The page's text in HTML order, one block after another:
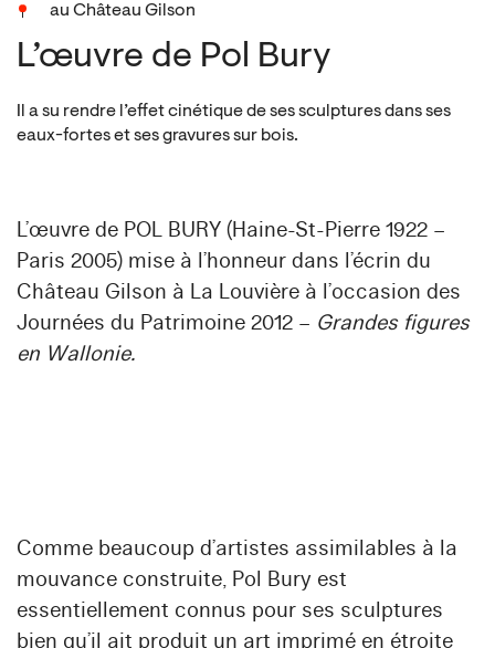
au Château Gilson
L’œuvre de Pol Bury
Il a su rendre l’effet cinétique de ses sculptures dans ses
eaux-fortes et ses gravures sur bois.
L’œuvre de POL BURY (Haine-St-Pierre 1922 –
Paris 2005) mise à l’honneur dans l’écrin du
Château Gilson à La Louvière à l’occasion des
Journées du Patrimoine 2012 – Grandes figures
en Wallonie.
Comme beaucoup d’artistes assimilables à la
mouvance construite, Pol Bury est
essentiellement connus pour ses sculptures
bien qu’il ait produit un art imprimé en étroite